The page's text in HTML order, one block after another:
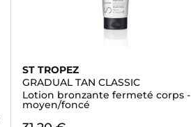
ST TROPEZ
GRADUAL TAN CLASSIC
Lotion bronzante fermeté corps -
moyen/foncé